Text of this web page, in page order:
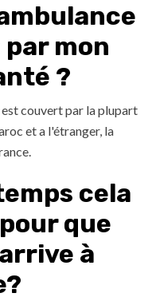
mon
?
couvert par la plupart
et a l'étranger, la
cela
que
à